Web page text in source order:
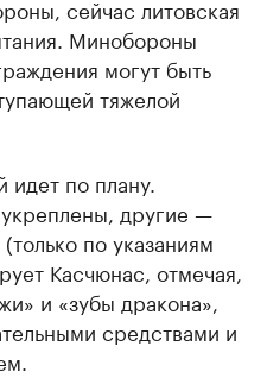
сейчас литовская
Минобороны
могут быть
тяжелой
идет по плану.
другие —
по указаниям
Касчюнас, отмечая,
и «зубы дракона»,
средствами и